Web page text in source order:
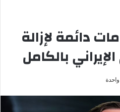
دائمة لإزالة
بالكامل